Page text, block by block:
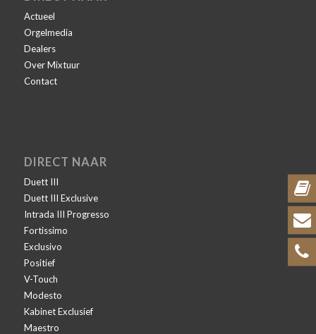
Actueel
Orgelmedia
Dealers
Over Mixtuur
Contact
DIRECT NAAR
Duett III
Duett III Exclusive
Intrada III Progresso
Fortissimo
Exclusivo
Positief
V-Touch
Modesto
Kabinet Exclusief
Maestro